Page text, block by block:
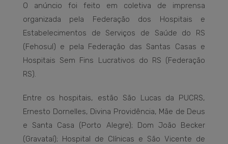
O anúncio foi feito em coletiva de imprensa
organizada pela Federação dos Hospitais e
Estabelecimentos de Serviços de Saúde do RS
(Fehosul) e pela Federação das Santas Casas e
Hospitais Sem Fins Lucrativos do RS (Federação
RS).
Entre os hospitais, estão São Lucas da PUCRS,
Ernesto Dornelles, Divina Providência, Mãe de Deus
e Santa Casa (Porto Alegre); Dom João Becker
(Gravataí); Hospital de Clínicas e São Vicente de